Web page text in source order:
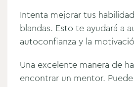
Intenta mejorar tus
blandas. Esto te ayudará a
autoconfianza y la
Una excelente manera de
encontrar un mentor.